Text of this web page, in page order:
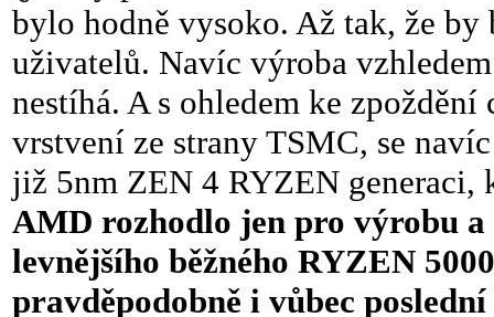
bylo hodně vysoko. Až tak, že
uživatelů. Navíc výroba
nestíhá. A s ohledem ke
vrstvení ze strany TSMC, se
již 5nm ZEN 4 RYZEN
AMD rozhodlo jen pro výrobu
levnějšího běžného RYZEN
pravděpodobně i vůbec